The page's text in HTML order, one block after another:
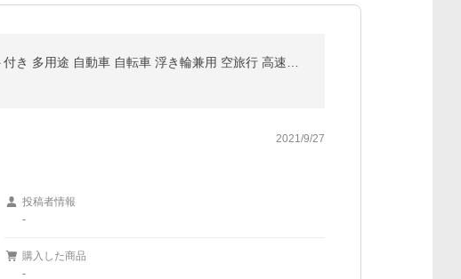
2021/9/27
投稿者情報
-
購入した商品
-